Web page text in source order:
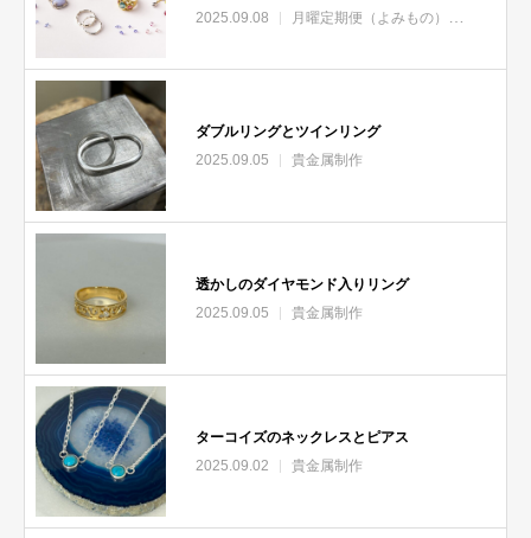
2025.09.08
月曜定期便（よみもの）
ダブルリングとツインリング
2025.09.05
貴金属制作
透かしのダイヤモンド入りリング
2025.09.05
貴金属制作
ターコイズのネックレスとピアス
2025.09.02
貴金属制作